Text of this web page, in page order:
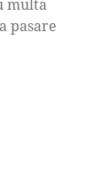
multa
pasare